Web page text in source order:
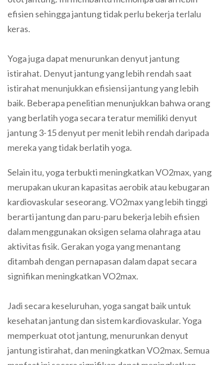
efisien sehingga jantung tidak perlu bekerja terlalu
keras.
Yoga juga dapat menurunkan denyut jantung
istirahat. Denyut jantung yang lebih rendah saat
istirahat menunjukkan efisiensi jantung yang lebih
baik. Beberapa penelitian menunjukkan bahwa orang
yang berlatih yoga secara teratur memiliki denyut
jantung 3-15 denyut per menit lebih rendah daripada
mereka yang tidak berlatih yoga.
Selain itu, yoga terbukti meningkatkan VO2max, yang
merupakan ukuran kapasitas aerobik atau kebugaran
kardiovaskular seseorang. VO2max yang lebih tinggi
berarti jantung dan paru-paru bekerja lebih efisien
dalam menggunakan oksigen selama olahraga atau
aktivitas fisik. Gerakan yoga yang menantang
ditambah dengan pernapasan dalam dapat secara
signifikan meningkatkan VO2max.
Jadi secara keseluruhan, yoga sangat baik untuk
kesehatan jantung dan sistem kardiovaskular. Yoga
memperkuat otot jantung, menurunkan denyut
jantung istirahat, dan meningkatkan VO2max. Semua